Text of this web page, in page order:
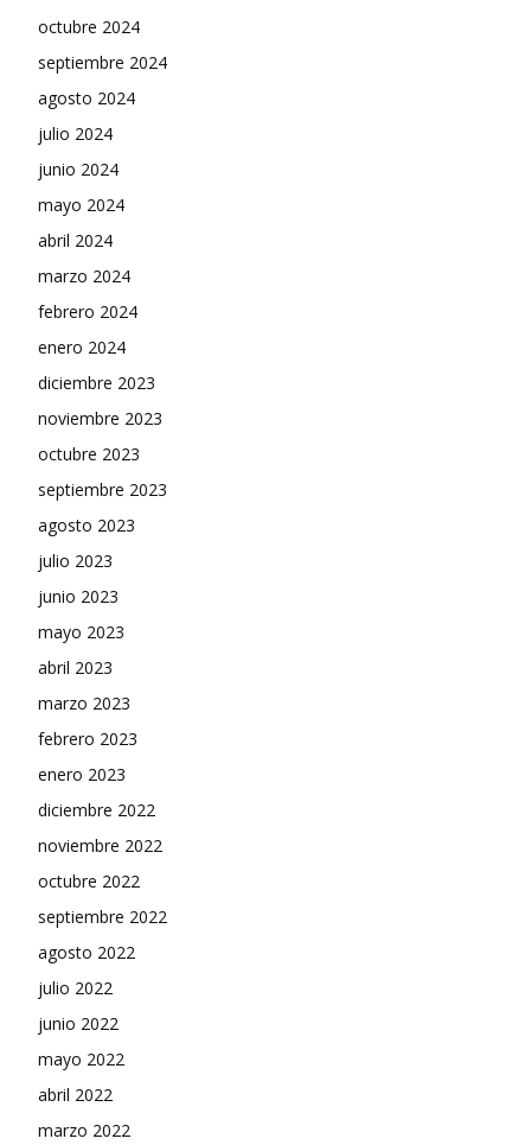
octubre 2024
septiembre 2024
agosto 2024
julio 2024
junio 2024
mayo 2024
abril 2024
marzo 2024
febrero 2024
enero 2024
diciembre 2023
noviembre 2023
octubre 2023
septiembre 2023
agosto 2023
julio 2023
junio 2023
mayo 2023
abril 2023
marzo 2023
febrero 2023
enero 2023
diciembre 2022
noviembre 2022
octubre 2022
septiembre 2022
agosto 2022
julio 2022
junio 2022
mayo 2022
abril 2022
marzo 2022